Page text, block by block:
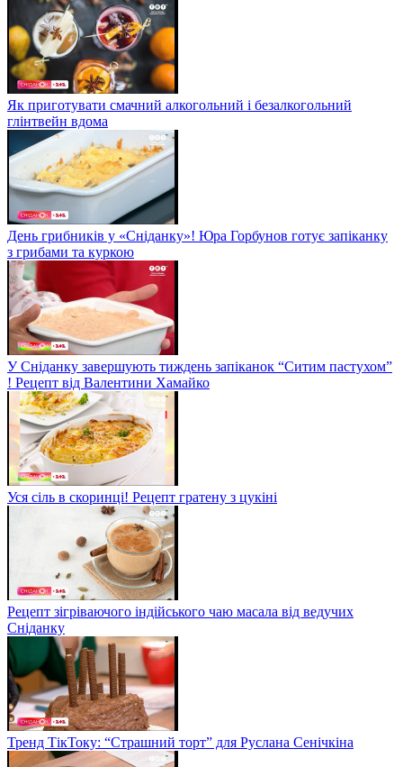
Як приготувати смачний алкогольний і безалкогольний
глінтвейн вдома
День грибників у «Сніданку»! Юра Горбунов готує запіканку
з грибами та куркою
У Сніданку завершують тиждень запіканок “Ситим пастухом”
! Рецепт від Валентини Хамайко
Уся сіль в скоринці! Рецепт гратену з цукіні
Рецепт зігріваючого індійського чаю масала від ведучих
Сніданку
Тренд ТікТоку: “Страшний торт” для Руслана Сенічкіна